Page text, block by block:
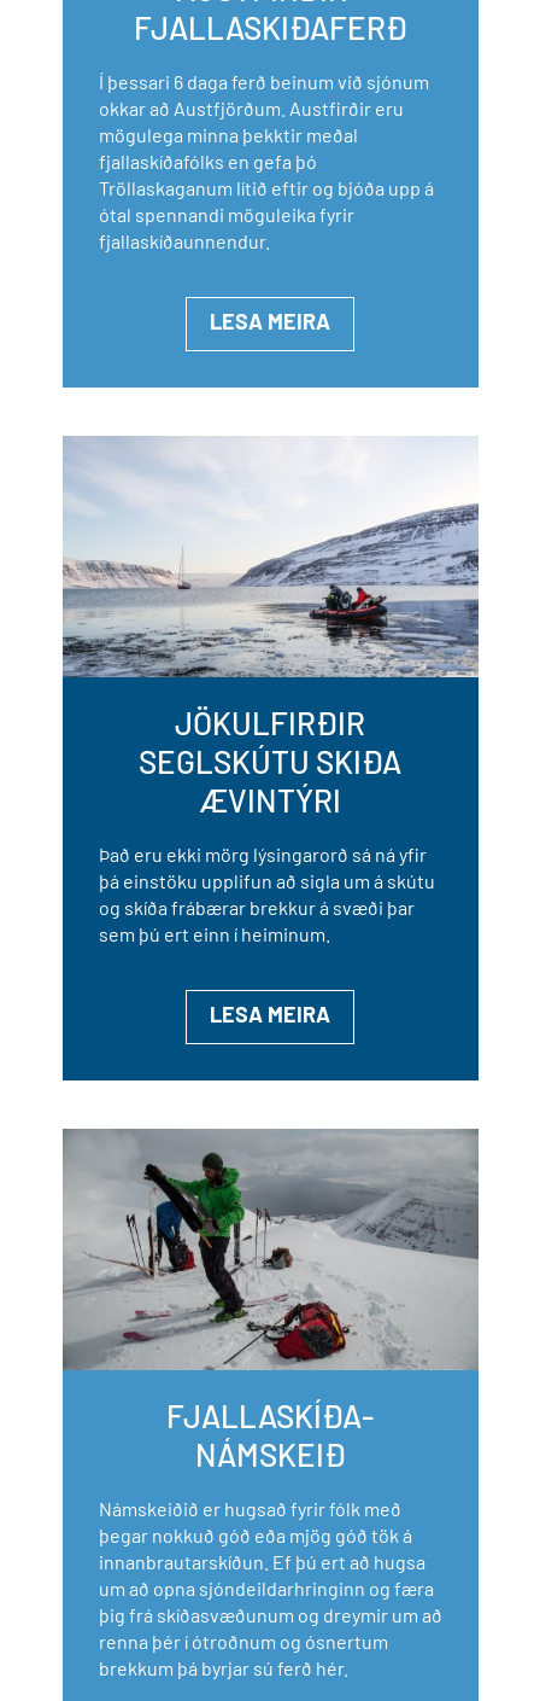
FJALLASKIÐAFERÐ
Í þessari 6 daga ferð beinum við sjónum
okkar að Austfjörðum. Austfirðir eru
mögulega minna þekktir meðal
fjallaskíðafólks en gefa þó
Tröllaskaganum lítið eftir og bjóða upp á
ótal spennandi möguleika fyrir
fjallaskíðaunnendur.
LESA MEIRA
JÖKULFIRÐIR
SEGLSKÚTU SKIÐA
ÆVINTÝRI
Það eru ekki mörg lýsingarorð sá ná yfir
þá einstöku upplifun að sigla um á skútu
og skíða frábærar brekkur á svæði þar
sem þú ert einn í heiminum.
LESA MEIRA
FJALLASKÍÐA-
NÁMSKEIÐ
Námskeiðið er hugsað fyrir fólk með
þegar nokkuð góð eða mjög góð tök á
innanbrautarskíðun. Ef þú ert að hugsa
um að opna sjóndeildarhringinn og færa
þig frá skíðasvæðunum og dreymir um að
renna þér í ótroðnum og ósnertum
brekkum þá byrjar sú ferð hér.